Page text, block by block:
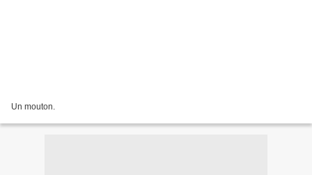
Un mouton.